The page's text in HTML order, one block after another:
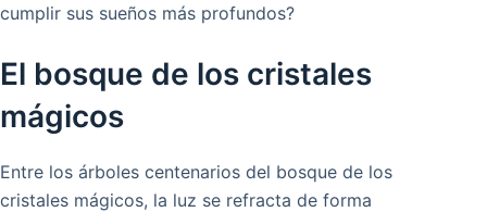
cumplir sus sueños más profundos?
El bosque de los cristales
mágicos
Entre los árboles centenarios del bosque de los
cristales mágicos, la luz se refracta de forma